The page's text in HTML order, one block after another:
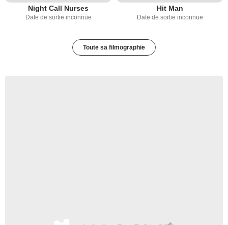
Night Call Nurses
Date de sortie inconnue
Hit Man
Date de sortie inconnue
Toute sa filmographie